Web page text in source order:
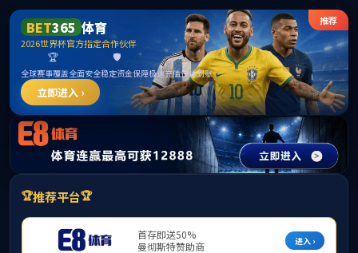
哈哈体育(中国区)官方网站-提供专业的体育资讯与赛事
直播
学院首页 新闻中心